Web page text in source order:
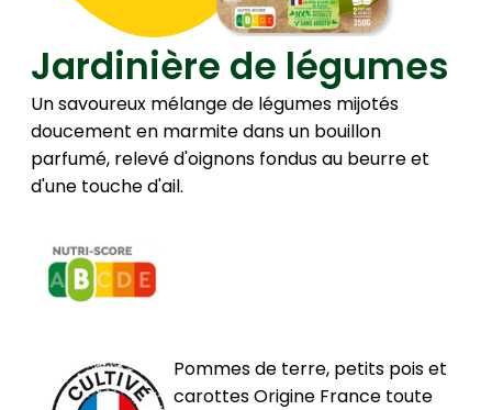
Jardinière de légumes
Un savoureux mélange de légumes mijotés
doucement en marmite dans un bouillon
parfumé, relevé d'oignons fondus au beurre et
d'une touche d'ail.
Pommes de terre, petits pois et
carottes Origine France toute